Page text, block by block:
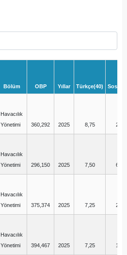
Bölüm OBP Yıllar Türkçe(40)
Havacılık
Yönetimi
360,292 2025 8,75 2,50
Havacılık
Yönetimi
296,150 2025 7,50 6,25
Havacılık
Yönetimi
375,374 2025 7,25 2,50
Havacılık
Yönetimi
394,467 2025 7,25 1,50